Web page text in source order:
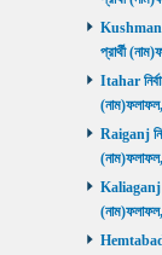
প্রার্থী
Itahar
Raiganj
Kaliaganj
Hemtabad